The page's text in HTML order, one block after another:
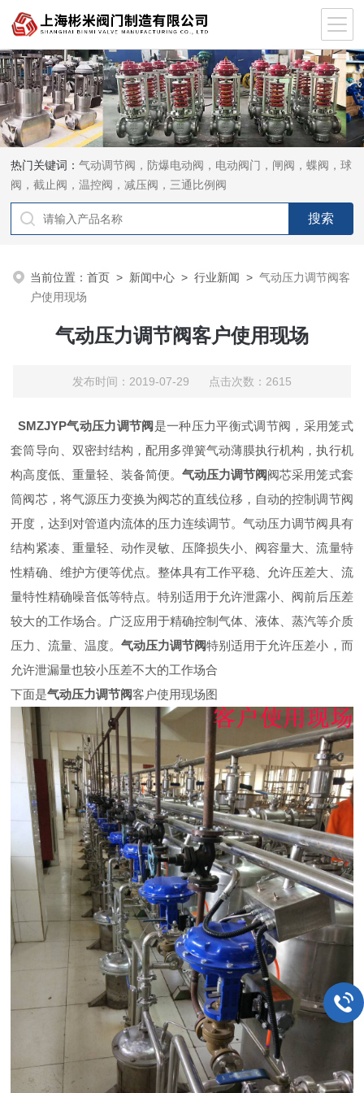
热门关键词：气动调节阀，防爆电动阀，电动阀门，闸阀，蝶阀，球
阀，截止阀，温控阀，减压阀，三通比例阀
当前位置：首页 > 新闻中心 >行业新闻 >气动压力调节阀客
户使用现场
气动压力调节阀客户使用现场
发布时间：2019-07-29 点击次数：2615
SMZJYP气动压力调节阀是一种压力平衡式调节阀，采用笼式
套筒导向、双密封结构，配用多弹簧气动薄膜执行机构，执行机
构高度低、重量轻、装备简便。气动压力调节阀阀芯采用笼式套
筒阀芯，将气源压力变换为阀芯的直线位移，自动的控制调节阀
开度，达到对管道内流体的压力连续调节。气动压力调节阀具有
结构紧凑、重量轻、动作灵敏、压降损失小、阀容量大、流量特
性精确、维护方便等优点。整体具有工作平稳、允许压差大、流
量特性精确噪音低等特点。特别适用于允许泄露小、阀前后压差
较大的工作场合。
广泛应用于精确控制气体、液体、蒸汽等介质
压力、流量、温度。 气动压力调节阀特别适用于允许压差小，而
允许泄漏量也较小压差不大的工作场合
下面是气动压力调节阀客户使用现场图